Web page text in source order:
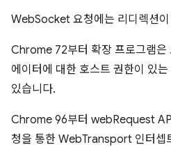
WebSocket 요청에는 리디렉션이
Chrome 72부터 확장 프로그램은
에이터에 대한 호스트 권한이 있
있습니다.
Chrome 96부터 webRequest
청을 통한 WebTransport 인터셉